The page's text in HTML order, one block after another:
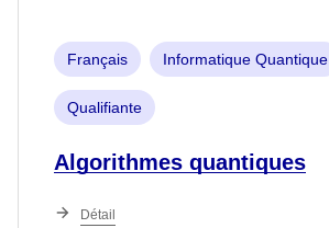
Français Informatique Quantique
Qualifiante
Algorithmes quantiques
Détail